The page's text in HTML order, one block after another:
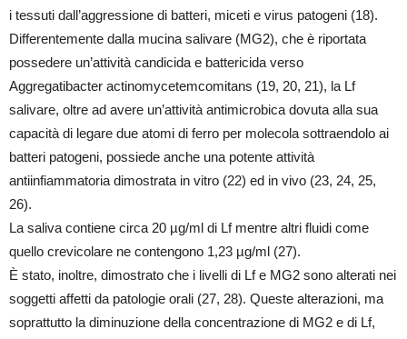
i tessuti dall’aggressione di batteri, miceti e virus patogeni (18).
Differentemente dalla mucina salivare (MG2), che è riportata
possedere un’attività candicida e battericida verso
Aggregatibacter actinomycetemcomitans (19, 20, 21), la Lf
salivare, oltre ad avere un’attività antimicrobica dovuta alla sua
capacità di legare due atomi di ferro per molecola sottraendolo ai
batteri patogeni, possiede anche una potente attività
antiinfiammatoria dimostrata in vitro (22) ed in vivo (23, 24, 25,
26).
La saliva contiene circa 20 µg/ml di Lf mentre altri fluidi come
quello crevicolare ne contengono 1,23 µg/ml (27).
È stato, inoltre, dimostrato che i livelli di Lf e MG2 sono alterati nei
soggetti affetti da patologie orali (27, 28). Queste alterazioni, ma
soprattutto la diminuzione della concentrazione di MG2 e di Lf,